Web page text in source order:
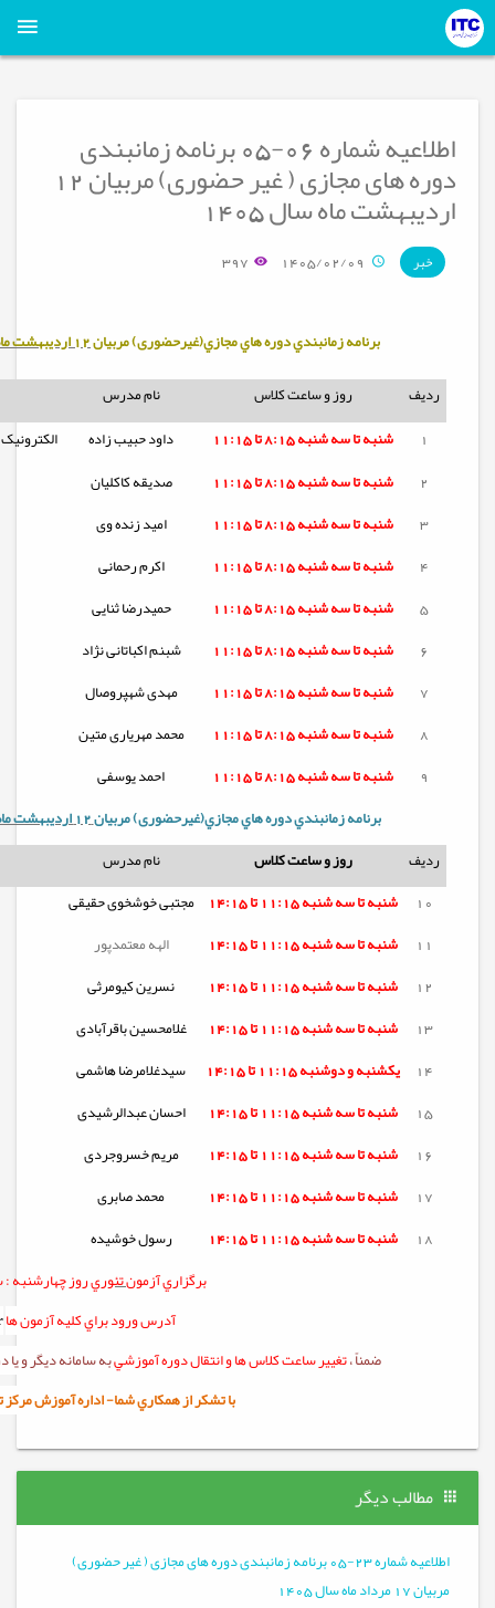
اطلاعیه شماره 06-05 برنامه زمانبندی
دوره های مجازی ( غیر حضوری) مربیان 12
اردیبهشت ماه سال 1405
خبر 1405/02/09
397
برنامه زمانبندي دوره هاي مجازي(غیرحضوری) مربيان12 اردیبهشت ماه سال 1405
ردیف
روز و ساعت کلاس
نام مدرس
1
شنبه تاسه شنبه داود حبیب زاده
2
شنبه تاسه شنبه
صدیقه کاکلیان
3
شنبه تاسه شنبه
امید زنده وی
4
شنبه تاسه شنبه
اکرم رحمانی
5
شنبه تاسه شنبه
حمیدرضا ثنایی
6
شنبه تاسه شنبه
شبنم اکباتانی نژاد
7
شنبه تاسه شنبه
مهدی شهپروصال
8
شنبه تاسه شنبه
محمد مهریاری متین
9
شنبه تاسه شنبه
احمد یوسفی
برنامه زمانبندي دوره هاي مجازي(غیرحضوری) مربيان12 اردیبهشت ماه سال 1405
ردیف
روز و ساعت کلاس
نام مدرس
10
شنبه تاسه شنبه
مجتبی خوشخوی حقیقی
11
شنبه تاسه شنبه
الهه معتمدپور
12
شنبه تاسه شنبه
نسرین کیومرثی
13
شنبه تاسه شنبه
غلامحسین باقرآبادی
14
یکشنبه و دوشنبه
سیدغلامرضا هاشمی
15
شنبه تاسه شنبه
احسان عبدالرشیدی
16
شنبه تاسه شنبه
مریم خسروجردی
17
شنبه تاسه شنبه
محمد صابری
18
شنبه تاسه شنبه
رسول خوشیده
برگزاري آزمونتئوريروز چهارشنبه :
آدرس ورود براي کليه آزمون ها
ضمناً ،تغيير ساعت کلاس ها و انتقال دوره آموزشيبه سامانه ديگر و
با تشکر از همکاري شما- اداره آموزش مرکز تربيت
مطالب دیگر
اطلاعیه شماره 23-05 برنامه زمانبندی دوره های مجازی ( غیر حضوری)
مربیان 17 مرداد ماه سال 1405